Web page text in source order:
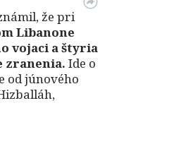
že pri
Libanone
vojaci a štyria
zranenia. Ide o
od júnového